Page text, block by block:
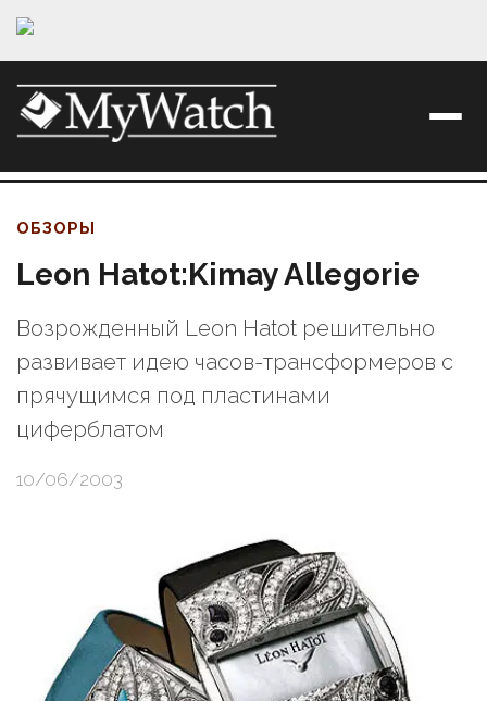
ОБЗОРЫ
Leon Hatot:Kimay Allegorie
Возрожденный Leon Hatot решительно
развивает идею часов-трансформеров с
прячущимся под пластинами
циферблатом
10/06/2003